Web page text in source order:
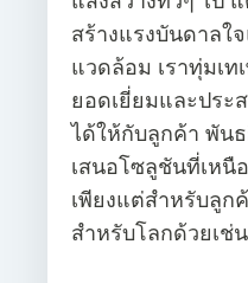
สร้างแรงบันดาลใ
แวดล้อม เราทุ่มเ
ยอดเยี่ยมและประ
ได้ให้กับลูกค้า พัน
เสนอโซลูชันที่เหนื
เพียงแต่สำหรับลูก
สำหรับโลกด้วยเช่